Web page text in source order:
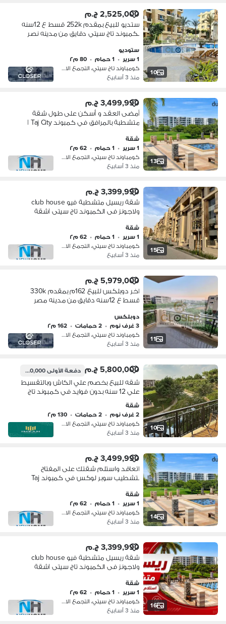
10
2,525,000 ج.م
ستديو للبيع بمقدم 252k قسط ع 12سنه
بكمبوند تاج سيتي دقايق من مدينه نصر
ستوديو
1 سرير
• 1 حمام • 80 م٢
كومباوند تاج سيتي، التجمع الاول
منذ 3 أسابيع
13
3,499,990 ج.م
أمضى العقد و أسكن على طول شقة
متشطبة بالمرافق في كمبوند Taj City |
شقة
1 سرير
• 1 حمام • 62 م٢
كومباوند تاج سيتي، التجمع الاول
منذ 3 أسابيع
15
3,399,990 ج.م
شقة ريسيل متشطبة فيو club house
ولاجونز فى الكمبوند تاج سيتى |شقة
شقة
1 سرير
• 1 حمام • 62 م٢
كومباوند تاج سيتي، التجمع الاول
منذ 3 أسابيع
11
5,979,000 ج.م
اخر دوبلكس للبيع 162م بمقدم 330k
قسط ع 12سنه دقايق من مدينه مصر
دوبلكس
3 غرف نوم
• 2 حمامات • 162 م٢
كومباوند تاج سيتي، التجمع الاول
منذ 3 أسابيع
10
5,800,000 ج.م دفعة الأولى600,000 ج.م
شقه للبيع بخصم علي الكاش وبالتقسيط
علي 12 سنه بدون فوايد في كمبوند تاج
القاهرة - دقايق ل مدينة نصر
شقة
2 غرف نوم
• 2 حمامات • 130 م٢
كومباوند تاج سيتي، التجمع الاول
منذ 3 أسابيع
14
3,499,990 ج.م
اتعاقد واستلم شقتك على المفتاح
بتشطيب سوبر لوكس في كمبوند Taj
ميفيدا
شقة
1 سرير
• 1 حمام • 62 م٢
كومباوند تاج سيتي، التجمع الاول
منذ 3 أسابيع
16
3,399,990 ج.م
شقة ريسيل متشطبة فيو club house
ولاجونز فى الكمبوند تاج سيتى |شقة
شقة
1 سرير
• 1 حمام • 62 م٢
كومباوند تاج سيتي، التجمع الاول
منذ 3 أسابيع